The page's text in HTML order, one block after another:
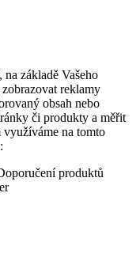
základě Vašeho
reklamy
obsah nebo
či produkty a měřit
využíváme na tomto
produktů